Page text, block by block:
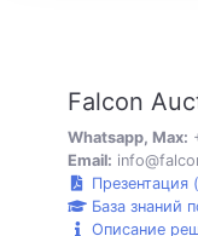
Falcon
Whatsapp, Max:
Email:
Презентация
База знаний
Описание